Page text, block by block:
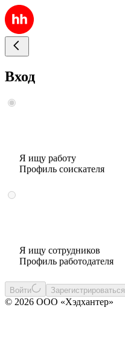
Вход
Я ищу работу
Профиль соискателя
Я ищу сотрудников
Профиль работодателя
Войти Зарегистрироваться
© 2026 ООО «Хэдхантер»